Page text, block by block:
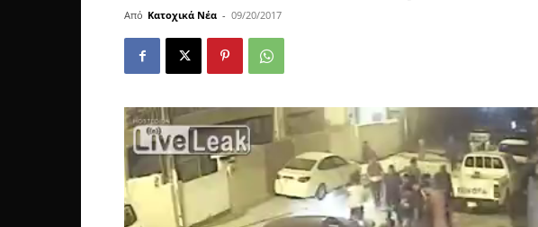
Από Κατοχικά Νέα - 09/20/2017